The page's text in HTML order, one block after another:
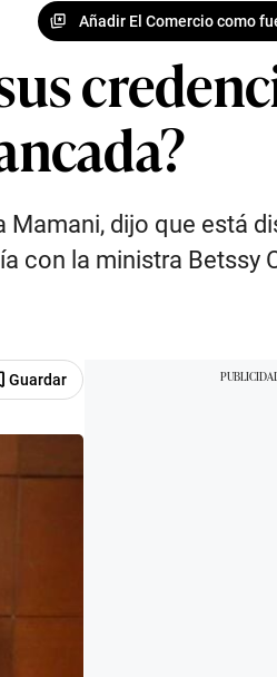
Añadir El Comercio como
Mamani, dijo que está
con la ministra Betssy
Guardar